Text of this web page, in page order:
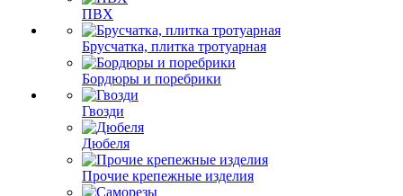
ПВХ
Брусчатка, плитка тротуарная
Бордюры и поребрики
Гвозди
Дюбеля
Прочие крепежные изделия